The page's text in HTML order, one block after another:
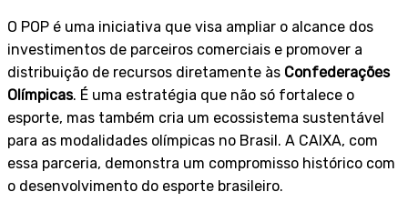
O POP é uma iniciativa que visa ampliar o alcance dos
investimentos de parceiros comerciais e promover a
distribuição de recursos diretamente às Confederações
Olímpicas. É uma estratégia que não só fortalece o
esporte, mas também cria um ecossistema sustentável
para as modalidades olímpicas no Brasil. A CAIXA, com
essa parceria, demonstra um compromisso histórico com
o desenvolvimento do esporte brasileiro.